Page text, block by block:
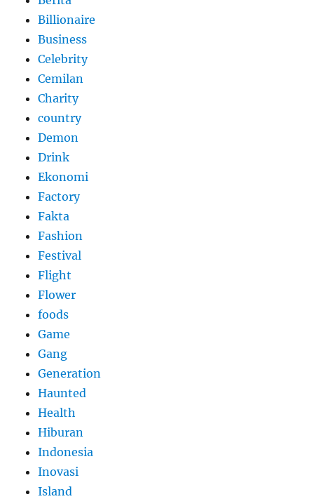
Billionaire
Business
Celebrity
Cemilan
Charity
country
Demon
Drink
Ekonomi
Factory
Fakta
Fashion
Festival
Flight
Flower
foods
Game
Gang
Generation
Haunted
Health
Hiburan
Indonesia
Inovasi
Island